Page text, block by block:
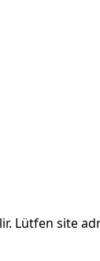
Lütfen site